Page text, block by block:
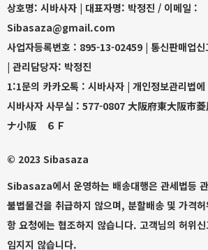
상호명:시바사자|대표자명:박정진/이메일:
Sibasaza@gmail.com
사업자등록번호:895-13-02459|통신판매업신
|관리담당자:박정진
1:1문의카카오톡:시바사자|개인정보관리법에
시바사자사무실:577-0807大阪府東大阪市
ナ小阪６Ｆ
©2023Sibasaza
Sibasaza에서운영하는배송대행은관세법등
불법물건을취급하지않으며,분할배송및가격
항요청에는협조하지않습니다.고객님의허위
임지지않습니다.